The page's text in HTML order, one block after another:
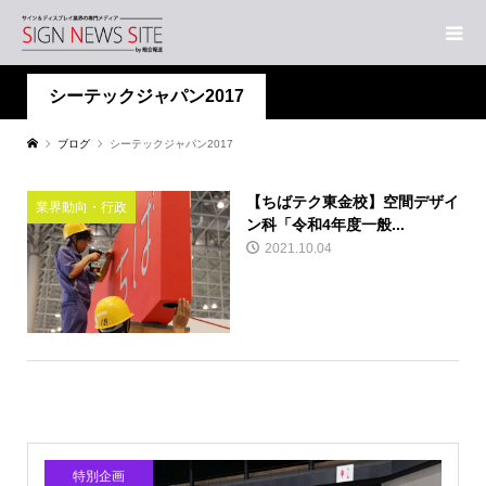
シーテックジャパン2017
ブログ シーテックジャパン2017
業界動向・行政
【ちばテク東金校】空間デザイ
ン科「令和4年度一般...
2021.10.04
特別企画